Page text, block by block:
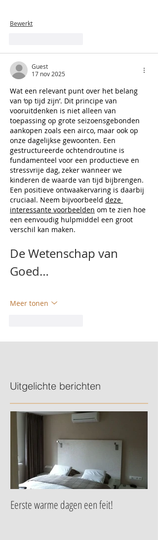
Bewerkt
Guest
17 nov 2025
Wat een relevant punt over het belang
van ‘op tijd zijn’. Dit principe van
vooruitdenken is niet alleen van
toepassing op grote seizoensgebonden
aankopen zoals een airco, maar ook op
onze dagelijkse gewoonten. Een
gestructureerde ochtendroutine is
fundamenteel voor een productieve en
stressvrije dag, zeker wanneer we
kinderen de waarde van tijd bijbrengen.
Een positieve ontwaakervaring is daarbij
cruciaal. Neem bijvoorbeeld deze
interessante voorbeelden om te zien hoe
een eenvoudig hulpmiddel een groot
verschil kan maken.
De Wetenschap van
Goed…
Meer tonen
Uitgelichte berichten
Eerste warme dagen een feit!